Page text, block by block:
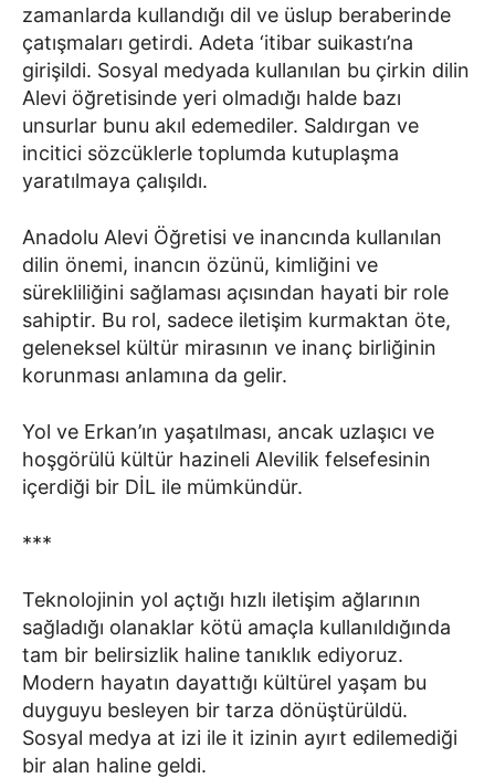
zamanlarda kullandığı dil ve üslup beraberinde
çatışmaları getirdi. Adeta ‘itibar suikastı’na
girişildi. Sosyal medyada kullanılan bu çirkin dilin
Alevi öğretisinde yeri olmadığı halde bazı
unsurlar bunu akıl edemediler. Saldırgan ve
incitici sözcüklerle toplumda kutuplaşma
yaratılmaya çalışıldı.
Anadolu Alevi Öğretisi ve inancında kullanılan
dilin önemi, inancın özünü, kimliğini ve
sürekliliğini sağlaması açısından hayati bir role
sahiptir. Bu rol, sadece iletişim kurmaktan öte,
geleneksel kültür mirasının ve inanç birliğinin
korunması anlamına da gelir.
Yol ve Erkan’ın yaşatılması, ancak uzlaşıcı ve
hoşgörülü kültür hazineli Alevilik felsefesinin
içerdiği bir DİL ile mümkündür.
***
Teknolojinin yol açtığı hızlı iletişim ağlarının
sağladığı olanaklar kötü amaçla kullanıldığında
tam bir belirsizlik haline tanıklık ediyoruz.
Modern hayatın dayattığı kültürel yaşam bu
duyguyu besleyen bir tarza dönüştürüldü.
Sosyal medya at izi ile it izinin ayırt edilemediği
bir alan haline geldi.